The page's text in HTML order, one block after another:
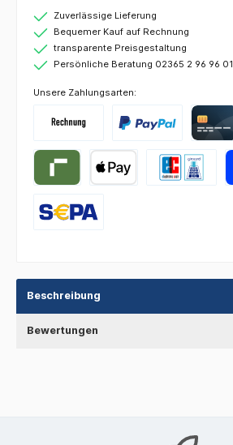
Zuverlässige Lieferung
Bequemer Kauf auf Rechnung
transparente Preisgestaltung
Persönliche Beratung 02365 2 96 96 01
Unsere Zahlungsarten:
Beschreibung
Bewertungen